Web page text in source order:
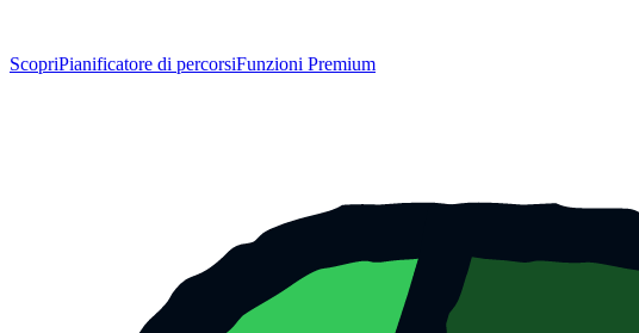
ScopriPianificatore di percorsiFunzioni Premium